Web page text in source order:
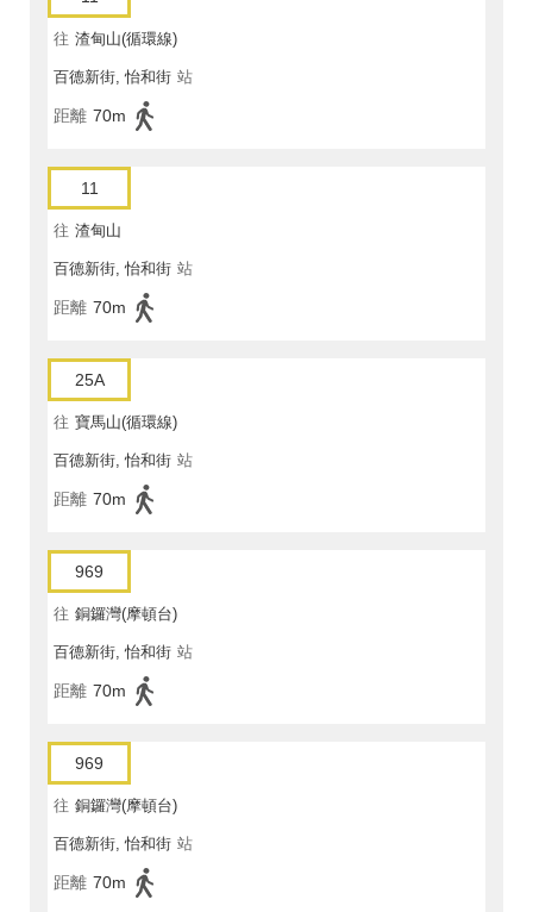
往 渣甸山(循環線)
百德新街, 怡和街 站
距離 70m
11
往 渣甸山
百德新街, 怡和街 站
距離 70m
25A
往 寶馬山(循環線)
百德新街, 怡和街 站
距離 70m
969
往 銅鑼灣(摩頓台)
百德新街, 怡和街 站
距離 70m
969
往 銅鑼灣(摩頓台)
百德新街, 怡和街 站
距離 70m